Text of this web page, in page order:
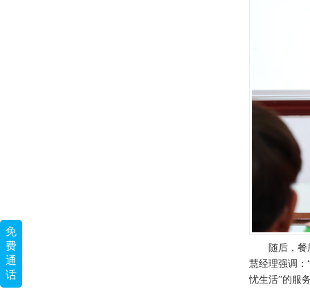
随后，
慧经理强调：
忧生活”的服
免
费
通
话